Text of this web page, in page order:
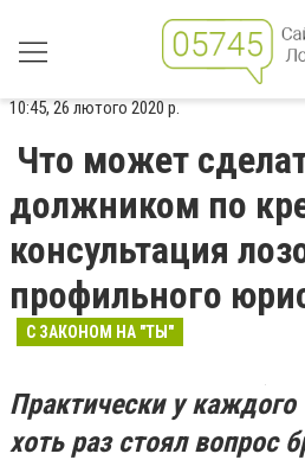
10:45, 26 лютого 2020 р.
Что может
должником по
консультация
профильного
С ЗАКОНОМ НА "ТЫ"
Практически у
хоть раз стоял вопрос